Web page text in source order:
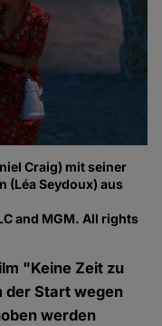
Craig) mit seiner
(Léa Seydoux) aus
and MGM. All rights
"Keine Zeit zu
der Start wegen
werden